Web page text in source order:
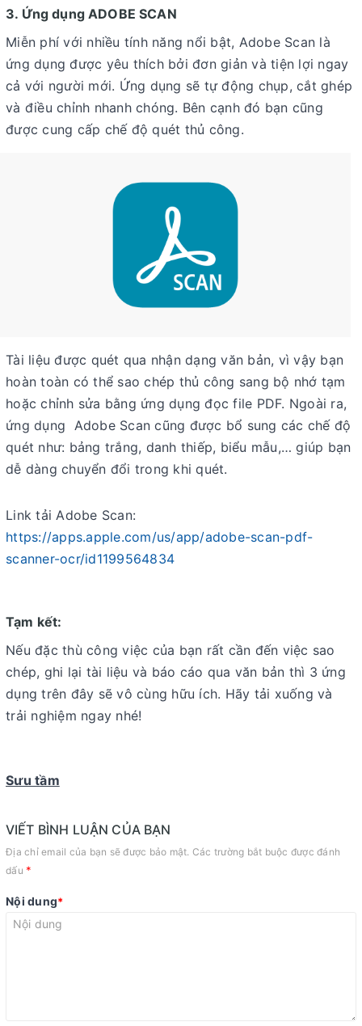
3. Ứng dụng ADOBE SCAN
Miễn phí với nhiều tính năng nổi bật, Adobe Scan là
ứng dụng được yêu thích bởi đơn giản và tiện lợi ngay
cả với người mới. Ứng dụng sẽ tự động chụp, cắt ghép
và điều chỉnh nhanh chóng. Bên cạnh đó bạn cũng
được cung cấp chế độ quét thủ công.
Tài liệu được quét qua nhận dạng văn bản, vì vậy bạn
hoàn toàn có thể sao chép thủ công sang bộ nhớ tạm
hoặc chỉnh sửa bằng ứng dụng đọc file PDF. Ngoài ra,
ứng dụng Adobe Scan cũng được bổ sung các chế độ
quét như: bảng trắng, danh thiếp, biểu mẫu,… giúp bạn
dễ dàng chuyển đổi trong khi quét.
Link tải Adobe Scan:
https://apps.apple.com/us/app/adobe-scan-pdf-
scanner-ocr/id1199564834
Tạm kết:
Nếu đặc thù công việc của bạn rất cần đến việc sao
chép, ghi lại tài liệu và báo cáo qua văn bản thì 3 ứng
dụng trên đây sẽ vô cùng hữu ích. Hãy tải xuống và
trải nghiệm ngay nhé!
Sưu tầm
VIẾT BÌNH LUẬN CỦA BẠN
Địa chỉ email của bạn sẽ được bảo mật. Các trường bắt buộc được đánh
dấu *
Nội dung*